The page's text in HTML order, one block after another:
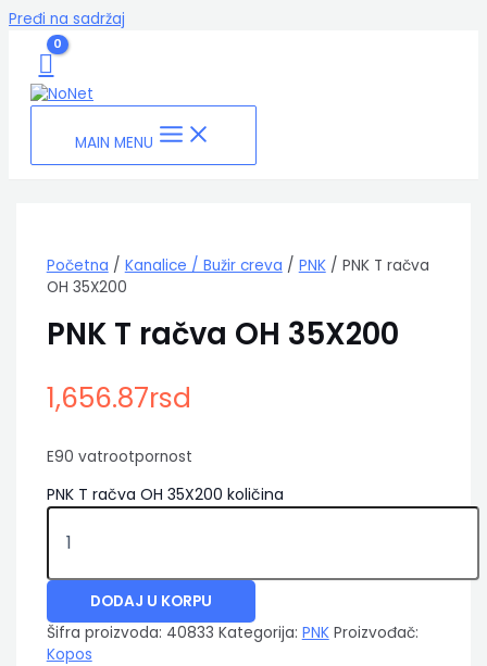
Pređi na sadržaj
MAIN MENU
Početna / Kanalice / Bužir creva / PNK/ PNK T račva
OH 35X200
PNK T račva OH 35X200
1,656.87rsd
E90 vatrootpornost
PNK T račva OH 35X200 količina
DODAJ U KORPU
Šifra proizvoda: 40833 Kategorija: PNK Proizvođač:
Kopos